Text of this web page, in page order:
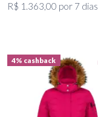
R$ 1.363,00 por 7 dias
4% cashback